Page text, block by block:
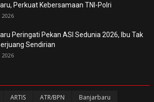
Perkuat Kebersamaan TNI-Polri
2026
Peringati Pekan ASI Sedunia 2026, Ibu Tak
Sendirian
2026
ARTIS ATR/BPN
Banjarbaru